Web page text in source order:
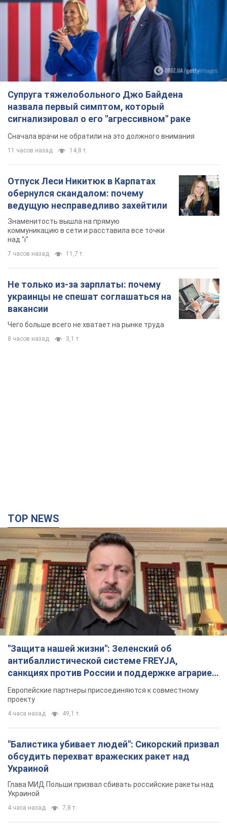
14,8 т.
Отпуск Леси Никитюк в Карпатах
обернулся скандалом: почему
ведущую несправедливо захейтили
Знаменитость вышла на прямую
коммуникацию в сети и расставила все точки
над "i"
Не только из-за зарплаты: почему
украинцы не спешат соглашаться на
вакансии
Чего больше всего не хватает на рынке труда
8 часов назад 3,1 т.
антибаллистической системе FREYJA,
санкциях против России и поддержке аграриев.
Видео
Европейские партнеры присоединяются к совместному
проекту
4 часа назад 49,1 т.
"Балистика убивает людей": Сикорский призвал
обсудить перехват вражеских ракет над
Украиной
Глава МИД Польши призвал сбивать российские ракеты над
Украиной
Россия нанесла удар с помощью дрона по
немецкому судну в Чёрном море у Одессы:
нанесли еще один удар беспилотником по судну
3 часа назад 2,1 т.